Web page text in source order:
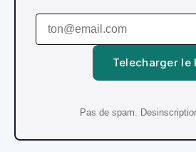
Telecharger le
Pas de spam.